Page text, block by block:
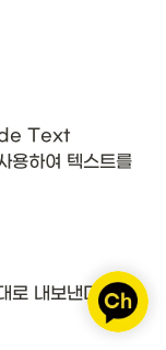
Text
하여 텍스트를
로 내보낸다.